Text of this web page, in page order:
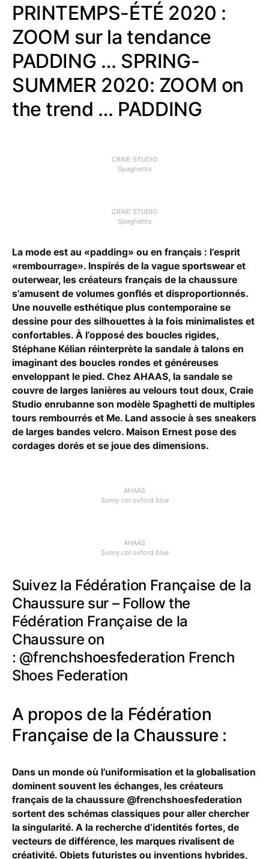
PRINTEMPS-ÉTÉ 2020 :
ZOOM sur la tendance
PADDING … SPRING-
SUMMER 2020: ZOOM on
the trend … PADDING
CRAIE STUDIO
Spaghettis
CRAIE STUDIO
Spaghettis
La mode est au «padding» ou en français : l’esprit
«rembourrage». Inspirés de la vague sportswear et
outerwear, les créateurs français de la chaussure
s’amusent de volumes gonflés et disproportionnés.
Une nouvelle esthétique plus contemporaine se
dessine pour des silhouettes à la fois minimalistes et
confortables. À l’opposé des boucles rigides,
Stéphane Kélian réinterprète la sandale à talons en
imaginant des boucles rondes et généreuses
enveloppant le pied. Chez AHAAS, la sandale se
couvre de larges lanières au velours tout doux, Craie
Studio enrubanne son modèle Spaghetti de multiples
tours rembourrés et Me. Land associe à ses sneakers
de larges bandes velcro. Maison Ernest pose des
cordages dorés et se joue des dimensions.
AHAAS
Sunny col oxford blue
AHAAS
Sunny col oxford blue
Suivez la Fédération Française de la
Chaussure sur – Follow the
Fédération Française de la
Chaussure on
: @frenchshoesfederation French
Shoes Federation
A propos de la Fédération
Française de la Chaussure :
Dans un monde où l’uniformisation et la globalisation
dominent souvent les échanges, les créateurs
français de la chaussure @frenchshoesfederation
sortent des schémas classiques pour aller chercher
la singularité. A la recherche d’identités fortes, de
vecteurs de différence, les marques rivalisent de
créativité. Objets futuristes ou inventions hybrides,